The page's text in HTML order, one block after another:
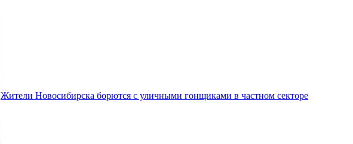
Жители Новосибирска борются с уличными гонщиками в частном секторе